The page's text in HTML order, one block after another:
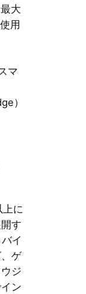
大
用
マ
）
上に
す
イ
ゲ
ジ
ン